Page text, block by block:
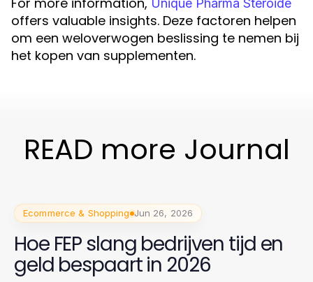
Unique Pharma Steroide
offers valuable insights. Deze factoren helpen
om een weloverwogen beslissing te nemen bij
het kopen van supplementen.
READ more Journal
Ecommerce & Shopping Jun 26, 2026
Hoe FEP slang bedrijven tijd en
geld bespaart in 2026